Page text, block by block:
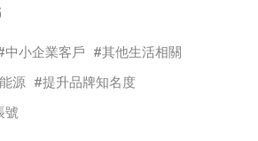
中小企業客戶
其他生活相關
源
提升品牌知名度
號